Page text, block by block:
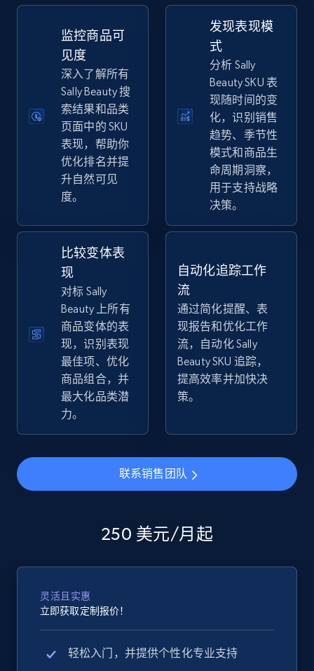
URL, Product id, Title, Seller name, Seller rating,
Seller reviews, Breadcrumbs, Root category, and
more.
2.5K+ 359+ 立即开始
eBay - Gather data on products using
specified keywords
URL, Product id, Title, Seller name, Seller rating,
Seller reviews, Breadcrumbs, Root category, and
2.5K+ 359+ 立即开始
eBay - Collect products from shops on eBay
URL, Product id, Title, Seller name, Seller rating,
359+
URL, Product id, Title, Seller name, Seller rating,
more.
监控商品可
见度
深入了解所有
Sally Beauty 搜
索结果和品类
页面中的 SKU
表现，帮助你
优化排名并提
升自然可见
度。
发现表现模
式
分析 Sally
Beauty SKU 表
现随时间的变
化，识别销售
趋势、季节性
模式和商品生
命周期洞察，
用于支持战略
决策。
比较变体表
现
对标 Sally
Beauty 上所有
商品变体的表
现，识别表现
最佳项、优化
商品组合，并
最大化品类潜
力。
自动化追踪工作
流
通过简化提醒、表
现报告和优化工作
流，自动化 Sally
Beauty SKU 追踪，
提高效率并加快决
策。
联系销售团队
250 美元/月起
灵活且实惠
立即获取定制报价！
轻松入门，并提供个性化专业支持